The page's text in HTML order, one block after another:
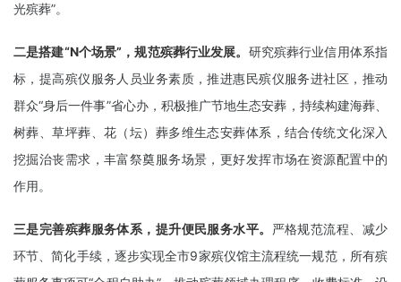
光殡葬”。
二是搭建“N个场景”，规范殡葬行业发展。 研究殡葬行业信用体系指
标，提高殡仪服务人员业务素质，推进惠民殡仪服务进社区，推动
群众“身后一件事”省心办，积极推广节地生态安葬，持续构建海葬、
树葬、草坪葬、花（坛）葬多维生态安葬体系，结合传统文化深入
挖掘治丧需求，丰富祭奠服务场景，更好发挥市场在资源配置中的
作用。
三是完善殡葬服务体系，提升便民服务水平。 严格规范流程、减少
环节、简化手续，逐步实现全市9家殡仪馆主流程统一规范，所有殡